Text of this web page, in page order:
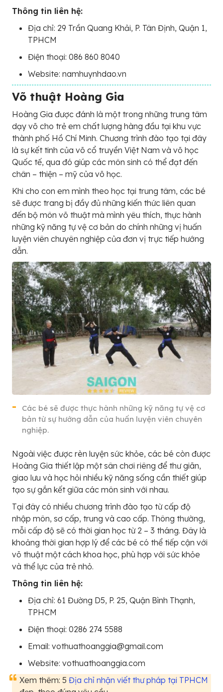
Thông tin liên hệ:
Địa chỉ: 29 Trần Quang Khải, P. Tân Định, Quận 1,
TPHCM
Điện thoại: 086 860 8040
Website: namhuynhdao.vn
Võ thuật Hoàng Gia
Hoàng Gia được đánh là một trong những trung tâm
dạy võ cho trẻ em chất lượng hàng đầu tại khu vực
thành phố Hồ Chí Minh. Chương trình đào tạo tại đây
là sự kết tinh của võ cổ truyền Việt Nam và võ học
Quốc tế, qua đó giúp các môn sinh có thể đạt đến
chân – thiện – mỹ của võ học.
Khi cho con em mình theo học tại trung tâm, các bé
sẽ được trang bị đầy đủ những kiến thức liên quan
đến bộ môn võ thuật mà mình yêu thích, thực hành
những kỹ năng tự vệ cơ bản do chính những vị huấn
luyện viên chuyên nghiệp của đơn vị trực tiếp hướng
dẫn.
Các bé sẽ được thực hành những kỹ năng tự vệ cơ
bản từ sự hướng dẫn của huấn luyện viên chuyên
nghiệp.
Ngoài việc được rèn luyện sức khỏe, các bé còn được
Hoàng Gia thiết lập một sân chơi riêng để thư giãn,
giao lưu và học hỏi nhiều kỹ năng sống cần thiết giúp
tạo sự gắn kết giữa các môn sinh với nhau.
Tại đây có nhiều chương trình đào tạo từ cấp độ
nhập môn, sơ cấp, trung và cao cấp. Thông thường,
mỗi cấp độ sẽ có thời gian học từ 2 – 3 tháng. Đây là
khoảng thời gian hợp lý để các bé có thể tiếp cận với
võ thuật một cách khoa học, phù hợp với sức khỏe
và thể lực của trẻ nhỏ.
Thông tin liên hệ:
Địa chỉ: 61 Đường D5, P. 25, Quận Bình Thạnh,
TPHCM
Điện thoại: 0286 274 5588
Email: vothuathoanggia@gmail.com
Website: vothuathoanggia.com
Xem thêm: 5 Địa chỉ nhận viết thư pháp tại TPHCM